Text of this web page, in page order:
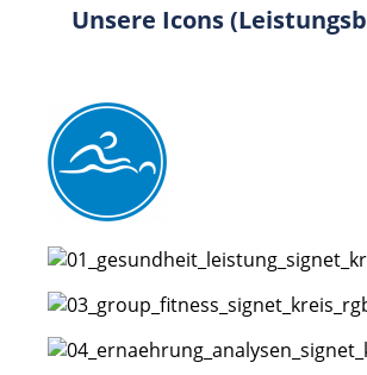
Unsere Icons